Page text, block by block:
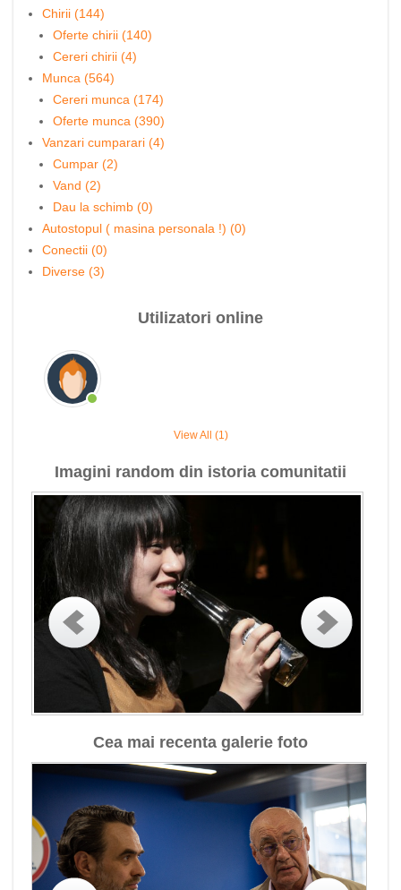
Chirii (144)
Oferte chirii (140)
Cereri chirii (4)
Munca (564)
Cereri munca (174)
Oferte munca (390)
Vanzari cumparari (4)
Cumpar (2)
Vand (2)
Dau la schimb (0)
Autostopul ( masina personala !) (0)
Conectii (0)
Diverse (3)
Utilizatori online
View All (1)
Imagini random din istoria comunitatii
Cea mai recenta galerie foto